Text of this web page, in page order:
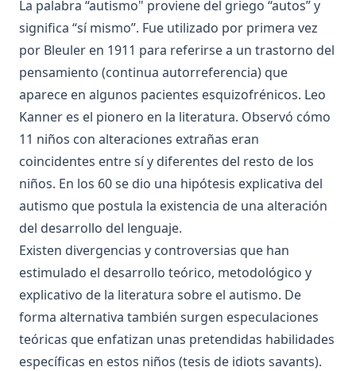
La palabra “autismo" proviene del griego “autos” y
significa “sí mismo”. Fue utilizado por primera vez
por Bleuler en 1911 para referirse a un trastorno del
pensamiento (continua autorreferencia) que
aparece en algunos pacientes esquizofrénicos. Leo
Kanner es el pionero en la literatura. Observó cómo
11 niños con alteraciones extrañas eran
coincidentes entre sí y diferentes del resto de los
niños. En los 60 se dio una hipótesis explicativa del
autismo que postula la existencia de una alteración
del desarrollo del lenguaje.
Existen divergencias y controversias que han
estimulado el desarrollo teórico, metodológico y
explicativo de la literatura sobre el autismo. De
forma alternativa también surgen especulaciones
teóricas que enfatizan unas pretendidas habilidades
específicas en estos niños (tesis de idiots savants).